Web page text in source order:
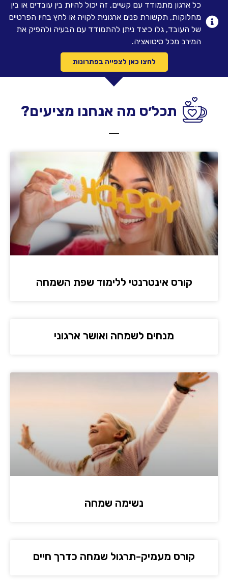
כל ארגון מתמודד עם קשיים, זה יכול להיות בין עובדים או בין
מחלוקות, תקשורת פנים ארגונית לקויה או לחץ בחיו הפרטיים
של העובד, גלו כיצד ניתן להתמודד עם הבעיה ולהפיק את
המירב מכל סיטואציה.
לחצו כאן לצפייה בפתרונות
תכל׳ס מה אנחנו מציעים?
קורס אינטרנטי ללימוד שפת השמחה
מנחים לשמחה ואושר ארגוני
נשימה שמחה
קורס מעמיק-תרגול שמחה כדרך חיים